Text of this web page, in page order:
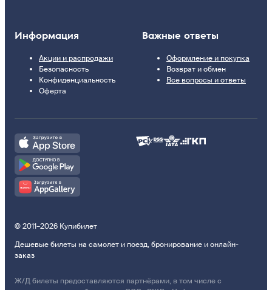
Информация
Акции и распродажи
Безопасность
Конфиденциальность
Оферта
Важные ответы
Оформление и покупка
Возврат и обмен
Все вопросы и ответы
© 2011–2026 Купибилет
Дешевые билеты на самолет и поезд, бронирование и онлайн-
заказ
Ж/Д билеты предоставляются партнёрами, в том числе с